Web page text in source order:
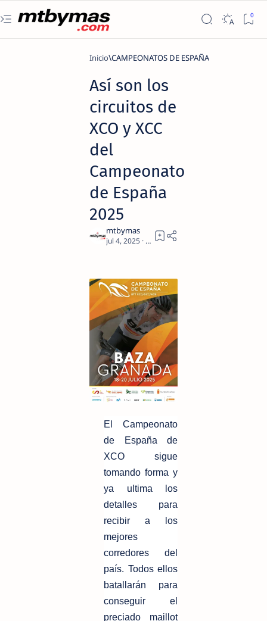
Inicio CAMPEONATOS DE ESPAÑA
Así son los
circuitos de
XCO y XCC
del
Campeonato
de España
2025
3
El
Campeonato
de España de
XCO sigue
tomando forma y
ya ultima los
detalles para
recibir a los
mejores
corredores del
país. Todos ellos
batallarán para
conseguir el
preciado maillot